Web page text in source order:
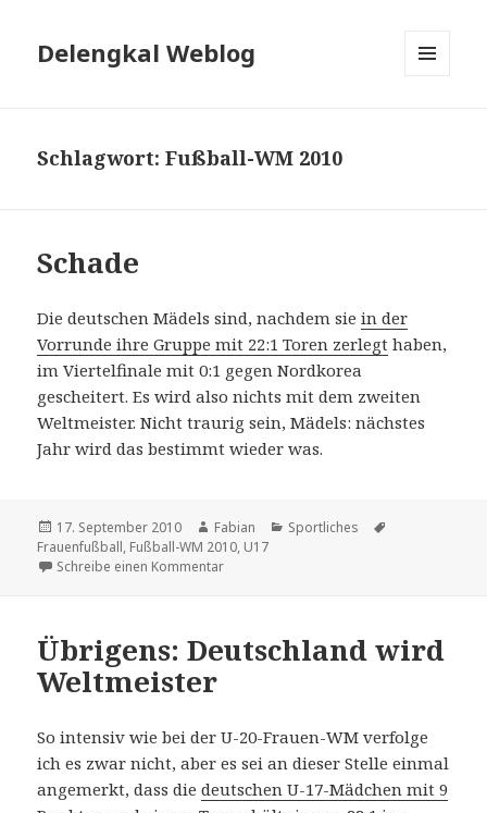
Delengkal Weblog
Schlagwort:Fußball-WM 2010
Schade
Die deutschen Mädels sind, nachdem siein der
Vorrunde ihre Gruppe mit 22:1 Toren zerlegt haben,
im Viertelfinale mit 0:1 gegen Nordkorea
gescheitert. Es wird also nichts mit dem zweiten
Weltmeister. Nicht traurig sein, Mädels: nächstes
Jahr wird das bestimmt wieder was.
Veröffentlicht
am
17. September 2010 Autor
Fabian Kategorien
Sportliches
Frauenfußball, Fußball-WM 2010, U17
Schreibe einen Kommentarzu Schade
Übrigens: Deutschland wird
Weltmeister
So intensiv wie bei der U-20-Frauen-WM verfolge
ich es zwar nicht, aber es sei an dieser Stelle einmal
angemerkt, dass diedeutschen U-17-Mädchen mit 9